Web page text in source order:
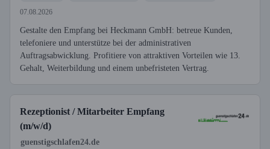
07.08.2026
Gestalte den Empfang bei Heckmann GmbH: betreue Kunden,
telefoniere und unterstütze bei der administrativen
Auftragsabwicklung. Profitiere von attraktiven Vorteilen wie 13.
Gehalt, Weiterbildung und einem unbefristeten Vertrag.
Rezeptionist / Mitarbeiter Empfang
(m/w/d)
guenstigschlafen24.de